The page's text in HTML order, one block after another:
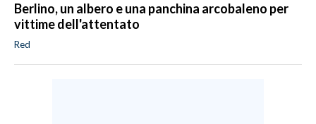
Berlino, un albero e una panchina arcobaleno per
vittime dell'attentato
Red